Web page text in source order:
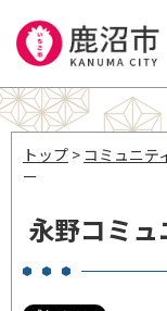
トップ > コミュニテ
ー
永野コミ